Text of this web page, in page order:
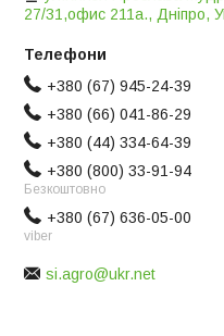
27/31,офис 211а., Дніпро,
+380 (67) 945-24-39
+380 (66) 041-86-29
+380 (44) 334-64-39
+380 (800) 33-91-94
Безкоштовно
+380 (67) 636-05-00
viber
si.agro@ukr.net